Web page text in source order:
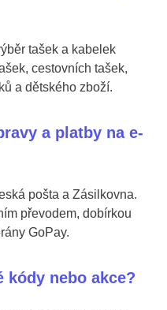
tašek a kabelek
cestovních tašek,
a dětského zboží.
a platby na e-
pošta a Zásilkovna.
převodem, dobírkou
GoPay.
kódy nebo akce?